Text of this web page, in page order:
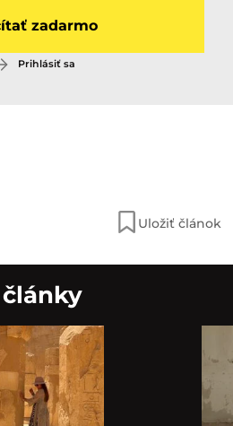
zadarmo
Prihlásiť sa
meste sveta: Noc
4 mesiace, plat v bani…Uložiť článok